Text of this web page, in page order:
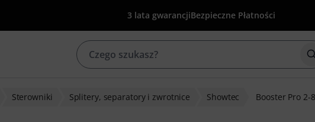
3 lata gwarancjiBezpieczne Płatności
Sterowniki Splitery, separatory i zwrotnice Showtec Booster Pro 2-